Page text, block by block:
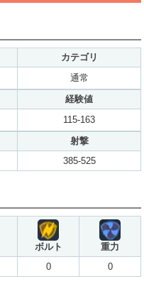
カテゴリ
通常
経験値
115-163
射撃
385-525
ボルト
重力
0 0